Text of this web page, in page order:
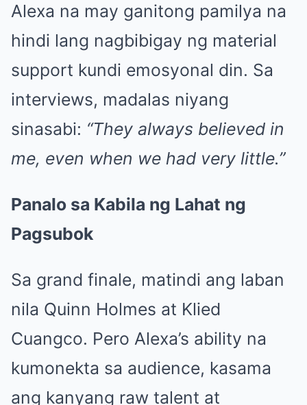
Alexa na may ganitong pamilya na
hindi lang nagbibigay ng material
support kundi emosyonal din. Sa
interviews, madalas niyang
sinasabi: “They always believed in
me, even when we had very little.”
Panalo sa Kabila ng Lahat ng
Pagsubok
Sa grand finale, matindi ang laban
nila Quinn Holmes at Klied
Cuangco. Pero Alexa’s ability na
kumonekta sa audience, kasama
ang kanyang raw talent at